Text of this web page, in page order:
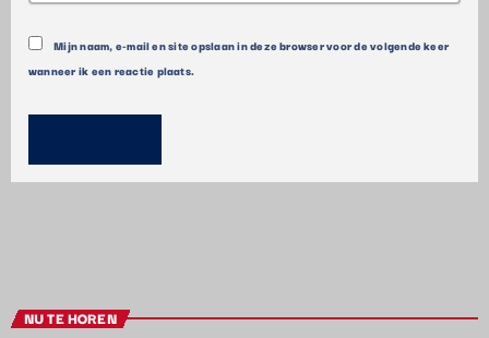
Mijn naam, e-mail en site opslaan in deze browser voor de volgende keer
wanneer ik een reactie plaats.
NU TE HOREN